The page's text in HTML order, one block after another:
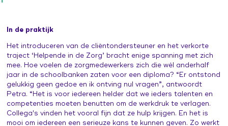
In de praktijk
Het introduceren van de cliëntondersteuner en het verkorte
traject ‘Helpende in de Zorg’ bracht enige spanning met zich
mee. Hoe voelen de zorgmedewerkers zich die wél anderhalf
jaar in de schoolbanken zaten voor een diploma? “Er ontstond
gelukkig geen gedoe en ik ontving nul vragen”, antwoordt
Petra. “Het is voor iedereen helder dat we ieders talenten en
competenties moeten benutten om de werkdruk te verlagen.
Collega's vinden het vooral fijn dat ze hulp krijgen. En het is
mooi om iedereen een serieuze kans te kunnen geven. Zo werkt